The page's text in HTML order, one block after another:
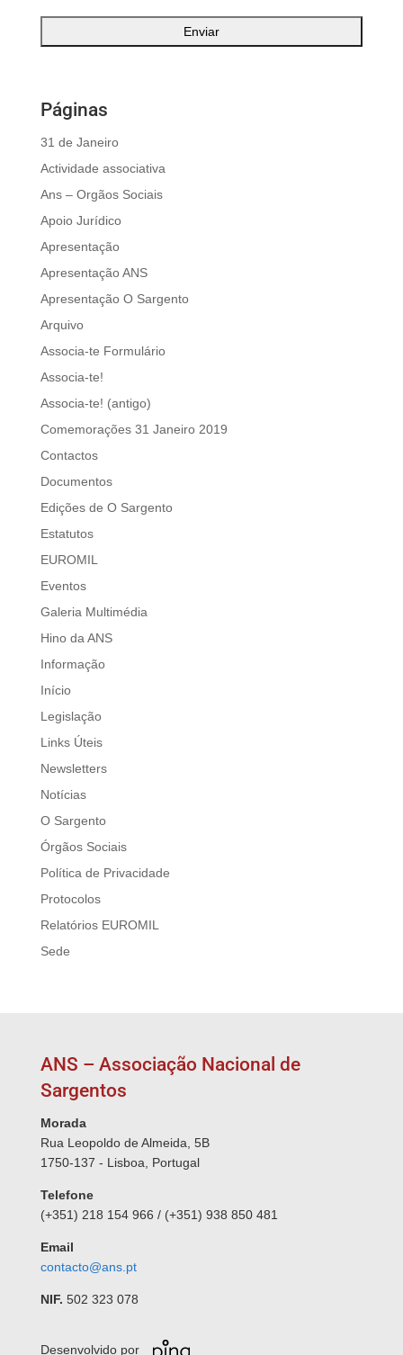
Páginas
31 de Janeiro
Actividade associativa
Ans – Orgãos Sociais
Apoio Jurídico
Apresentação
Apresentação ANS
Apresentação O Sargento
Arquivo
Associa-te Formulário
Associa-te!
Associa-te! (antigo)
Comemorações 31 Janeiro 2019
Contactos
Documentos
Edições de O Sargento
Estatutos
EUROMIL
Eventos
Galeria Multimédia
Hino da ANS
Informação
Início
Legislação
Links Úteis
Newsletters
Notícias
O Sargento
Órgãos Sociais
Política de Privacidade
Protocolos
Relatórios EUROMIL
Sede
ANS – Associação Nacional de
Sargentos
Morada
Rua Leopoldo de Almeida, 5B
1750-137 - Lisboa, Portugal
Telefone
(+351) 218 154 966 / (+351) 938 850 481
Email
contacto@ans.pt
NIF. 502 323 078
Desenvolvido por